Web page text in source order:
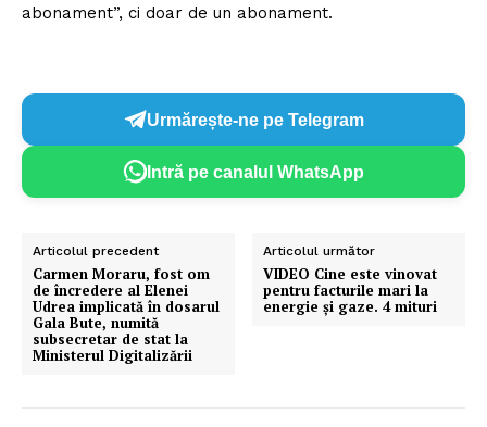
abonament”, ci doar de un abonament.
Urmărește-ne pe Telegram
Intră pe canalul WhatsApp
Articolul precedent
Carmen Moraru, fost om
de încredere al Elenei
Udrea implicată în dosarul
Gala Bute, numită
subsecretar de stat la
Ministerul Digitalizării
Articolul următor
VIDEO Cine este vinovat
pentru facturile mari la
energie și gaze. 4 mituri